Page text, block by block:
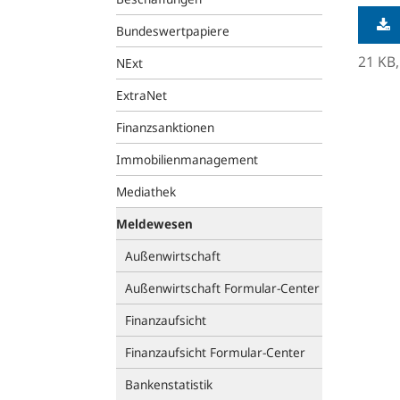
Bundeswertpapiere
NExt
ExtraNet
Finanzsanktionen
Immobilienmanagement
Mediathek
Meldewesen
Außenwirtschaft
Außenwirtschaft Formular-Center
Finanzaufsicht
Finanzaufsicht Formular-Center
Bankenstatistik
21 KB,